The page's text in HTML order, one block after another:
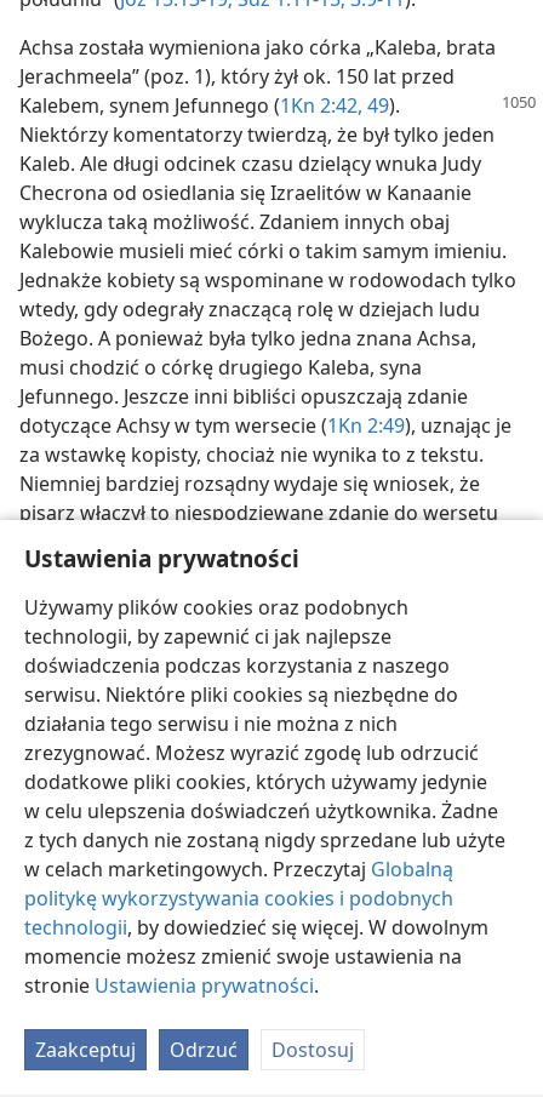
Ustawienia prywatności
Używamy plików cookies oraz podobnych
technologii, by zapewnić ci jak najlepsze
doświadczenia podczas korzystania z naszego
serwisu. Niektóre pliki cookies są niezbędne do
działania tego serwisu i nie można z nich
zrezygnować. Możesz wyrazić zgodę lub odrzucić
dodatkowe pliki cookies, których używamy jedynie
w celu ulepszenia doświadczeń użytkownika. Żadne
z tych danych nie zostaną nigdy sprzedane lub użyte
w celach marketingowych. Przeczytaj Globalną
politykę wykorzystywania cookies i podobnych
technologii, by dowiedzieć się więcej. W dowolnym
momencie możesz zmienić swoje ustawienia na
stronie Ustawienia prywatności.
Zaakceptuj Odrzuć Dostosuj
Achsa została wymieniona jako córka „Kaleba, brata
Jerachmeela” (poz. 1), który żył ok. 150 lat przed
Kalebem, synem Jefunnego (1Kn 2:42, 49).
Niektórzy komentatorzy twierdzą, że był tylko jeden
Kaleb. Ale długi odcinek czasu dzielący wnuka Judy
Checrona od osiedlania się Izraelitów w Kanaanie
wyklucza taką możliwość. Zdaniem innych obaj
Kalebowie musieli mieć córki o takim samym imieniu.
Jednakże kobiety są wspominane w rodowodach tylko
wtedy, gdy odegrały znaczącą rolę w dziejach ludu
Bożego. A ponieważ była tylko jedna znana Achsa,
musi chodzić o córkę drugiego Kaleba, syna
Jefunnego. Jeszcze inni bibliści opuszczają zdanie
dotyczące Achsy w tym wersecie (1Kn 2:49), uznając je
za wstawkę kopisty, chociaż nie wynika to z tekstu.
Niemniej bardziej rozsądny wydaje się wniosek, że
pisarz włączył to niespodziewane zdanie do wersetu
w szerszym znaczeniu jako „potomek żeński”, chciał
pokazać, że Achsa nie tylko była córką Kaleba, syna
Jefunnego, ale też w linii prostej wywodziła się od
Kaleba, syna Checrona.
polski Udostępnij Ustawienia
Copyright© 2026 Watch Tower Bible and Tract Society of Pennsylvania
Warunki użytkowania Polityka prywatności
Ustawienia prywatności
JW.ORG
Zaloguj